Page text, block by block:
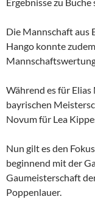
Ergebnisse zu Buche
Die Mannschaft aus
Hango konnte
Während es für
bayrischen
Novum für Lea
Nun gilt es den
beginnend mit der
Gaumeisterschaft
Poppenlauer.